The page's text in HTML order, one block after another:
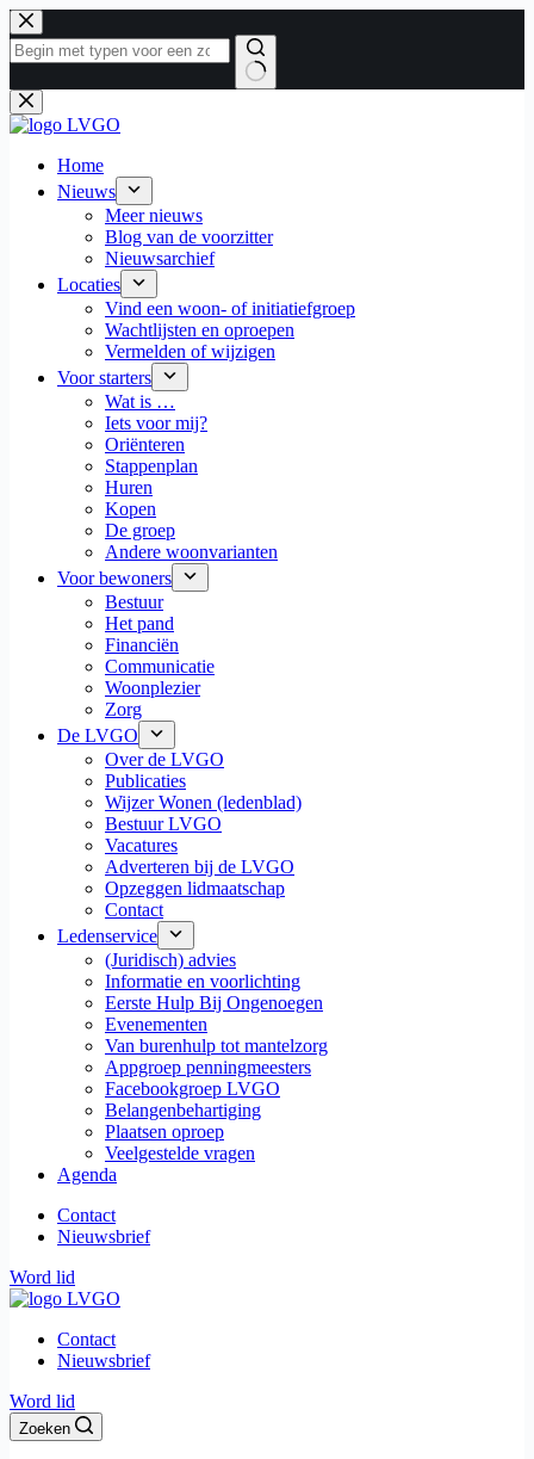
Ga
naar
de
Geen
resultaten
Home
Nieuws
Meer nieuws
Blog van de voorzitter
Nieuwsarchief
Locaties
Vind een woon- of initiatiefgroep
Wachtlijsten en oproepen
Vermelden of wijzigen
Voor starters
Wat is …
Iets voor mij?
Oriënteren
Stappenplan
Huren
Kopen
De groep
Andere woonvarianten
Voor bewoners
Bestuur
Het pand
Financiën
Communicatie
Woonplezier
Zorg
De LVGO
Over de LVGO
Publicaties
Wijzer Wonen (ledenblad)
Bestuur LVGO
Vacatures
Adverteren bij de LVGO
Opzeggen lidmaatschap
Contact
Ledenservice
(Juridisch) advies
Informatie en voorlichting
Eerste Hulp Bij Ongenoegen
Evenementen
Van burenhulp tot mantelzorg
Appgroep penningmeesters
Facebookgroep LVGO
Belangenbehartiging
Plaatsen oproep
Veelgestelde vragen
Agenda
Contact
Nieuwsbrief
Word lid
Contact
Nieuwsbrief
Word lid
Zoeken